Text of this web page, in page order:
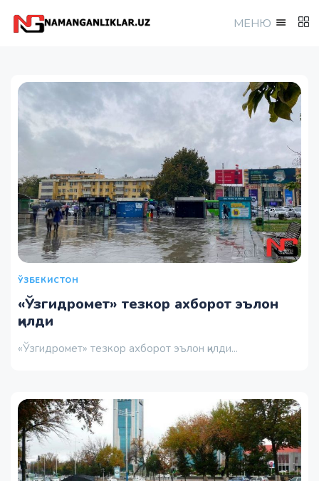
МEНЮ
ЎЗБЕКИСТОН
«Ўзгидромет» тезкор ахборот эълон
қилди
«Ўзгидромет» тезкор ахборот эълон қилди...